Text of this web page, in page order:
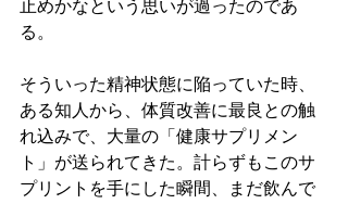
止めかなという思いが過ったのであ
る。
そういった精神状態に陥っていた時、
ある知人から、体質改善に最良との触
れ込みで、大量の「健康サプリメン
ト」が送られてきた。計らずもこのサ
プリントを手にした瞬間、まだ飲んで